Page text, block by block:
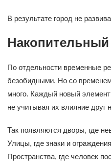
В результате город не
По отдельности временные
безобидными. Но со
много. Каждый новый
не учитывая их влияние друг
Так появляются дворы, где
Улицы, где знаки и
Пространства, где человек